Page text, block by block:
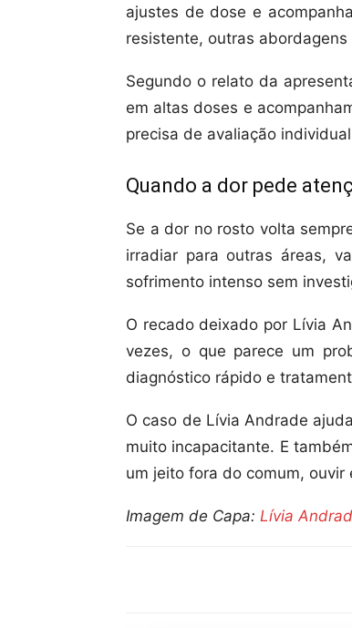
ajustes de dose e
resistente, outras
Segundo o relato da
em altas doses e
precisa de avaliação
Quando a dor pede
Se a dor no rosto volta
irradiar para outras áreas,
sofrimento intenso sem
O recado deixado por Lívia
vezes, o que parece um
diagnóstico rápido e
O caso de Lívia Andrade
muito incapacitante. E
um jeito fora do comum,
Imagem de Capa: Lívia